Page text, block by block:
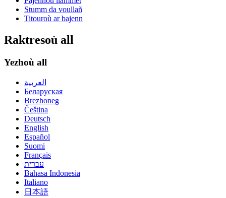
Stumm da voullañ
Titouroù ar bajenn
Raktresoù all
Yezhoù all
العربية
Беларуская
Brezhoneg
Čeština
Deutsch
English
Español
Suomi
Français
עברית
Bahasa Indonesia
Italiano
日本語